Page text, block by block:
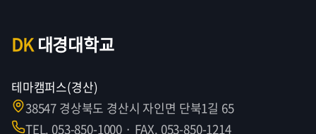
DK대경대학교
테마캠퍼스(경산)
38547 경상북도 경산시 자인면 단북1길 65
TEL. 053-850-1000 · FAX. 053-850-1214